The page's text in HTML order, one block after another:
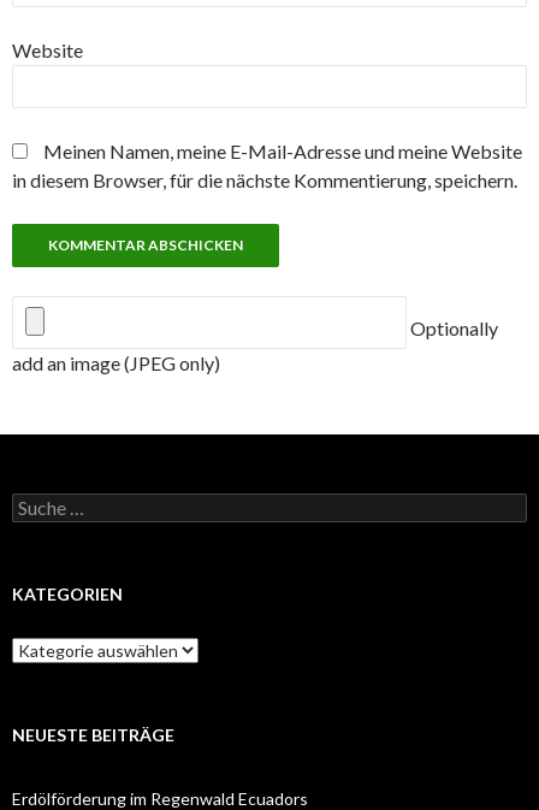
Website
Meinen Namen, meine E-Mail-Adresse und meine Website
in diesem Browser, für die nächste Kommentierung, speichern.
Optionally
add an image (JPEG only)
Suche
nach:
KATEGORIEN
Kategorien
NEUESTE BEITRÄGE
Erdölförderung im Regenwald Ecuadors